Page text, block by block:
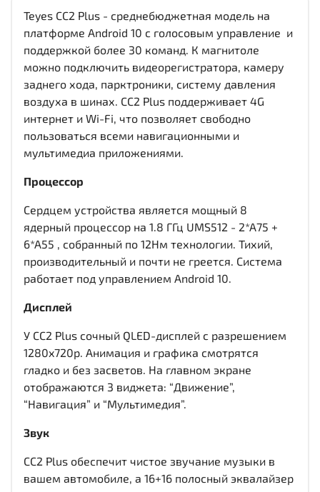
Teyes CC2 Plus - среднебюджетная модель на
платформе Android 10 с голосовым управление и
поддержкой более 30 команд. К магнитоле
можно подключить видеорегистратора, камеру
заднего хода, парктроники, систему давления
воздуха в шинах. CC2 Plus поддерживает 4G
интернет и Wi-Fi, что позволяет свободно
пользоваться всеми навигационными и
мультимедиа приложениями.
Процессор
Сердцем устройства является мощный 8
ядерный процессор на 1.8 ГГц UMS512 - 2*A75 +
6*A55 , собранный по 12Нм технологии. Тихий,
производительный и почти не греется. Система
работает под управлением Android 10.
Дисплей
У CC2 Plus сочный QLED-дисплей c разрешением
1280x720р. Анимация и графика смотрятся
гладко и без засветов. На главном экране
отображаются 3 виджета: “Движение”,
“Навигация” и “Мультимедия”.
Звук
CC2 Plus обеспечит чистое звучание музыки в
вашем автомобиле, а 16+16 полосный эквалайзер